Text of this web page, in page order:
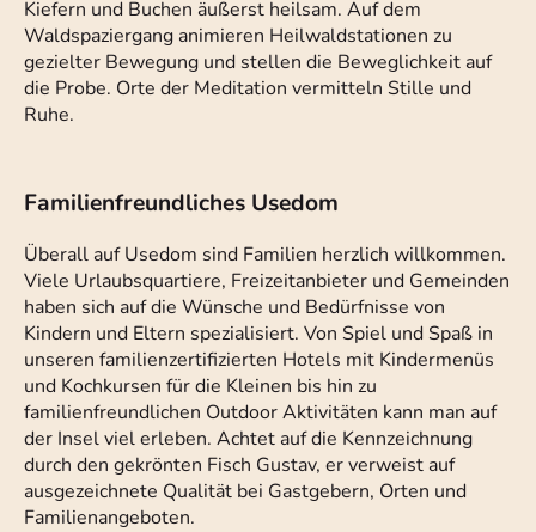
Kiefern und Buchen äußerst heilsam. Auf dem
Waldspaziergang animieren Heilwaldstationen zu
gezielter Bewegung und stellen die Beweglichkeit auf
die Probe. Orte der Meditation vermitteln Stille und
Ruhe.
Familienfreundliches Usedom
Überall auf Usedom sind Familien herzlich willkommen.
Viele Urlaubsquartiere, Freizeitanbieter und Gemeinden
haben sich auf die Wünsche und Bedürfnisse von
Kindern und Eltern spezialisiert. Von Spiel und Spaß in
unseren familienzertifizierten Hotels mit Kindermenüs
und Kochkursen für die Kleinen bis hin zu
familienfreundlichen Outdoor Aktivitäten kann man auf
der Insel viel erleben. Achtet auf die Kennzeichnung
durch den gekrönten Fisch Gustav, er verweist auf
ausgezeichnete Qualität bei Gastgebern, Orten und
Familienangeboten.